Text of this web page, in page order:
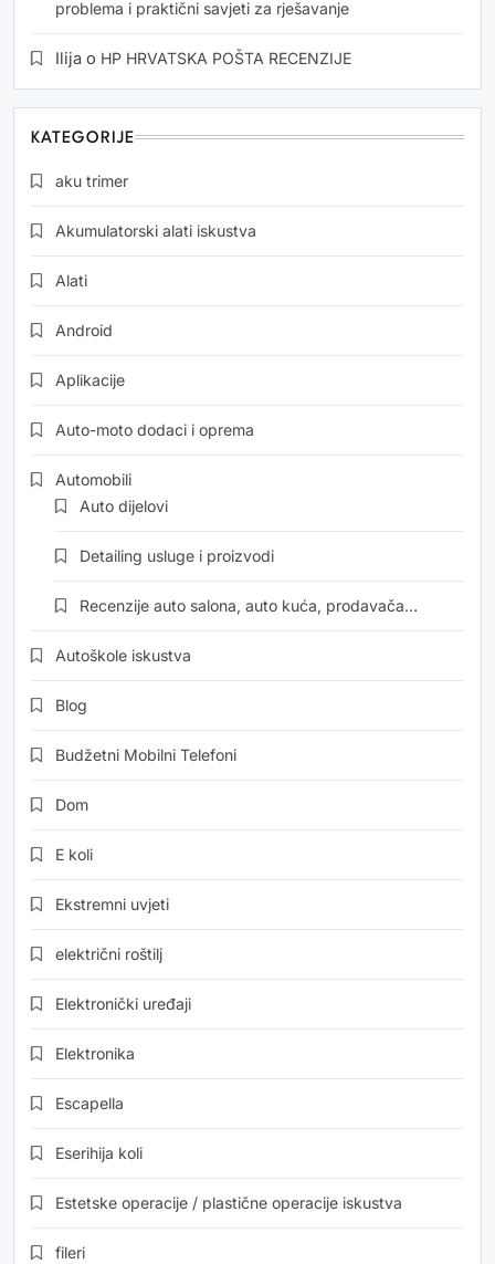
problema i praktični savjeti za rješavanje
Ilija o HP HRVATSKA POŠTA RECENZIJE
KATEGORIJE
aku trimer
Akumulatorski alati iskustva
Alati
Android
Aplikacije
Auto-moto dodaci i oprema
Automobili
Auto dijelovi
Detailing usluge i proizvodi
Recenzije auto salona, auto kuća, prodavača…
Autoškole iskustva
Blog
Budžetni Mobilni Telefoni
Dom
E koli
Ekstremni uvjeti
električni roštilj
Elektronički uređaji
Elektronika
Escapella
Eserihija koli
Estetske operacije / plastične operacije iskustva
fileri